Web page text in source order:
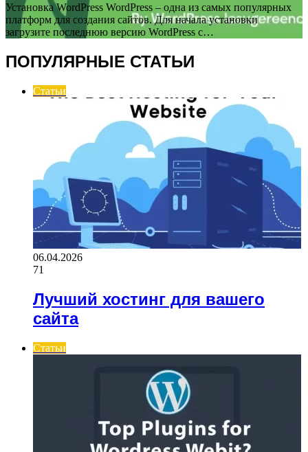
Установка WordPress WordPress – одна из самых популярных
платформ для создания сайтов. Для начала установки
загрузите последнюю версию WordPress с…
ПОПУЛЯРНЫЕ СТАТЬИ
Статьи
06.04.2026
71
Лучший хостинг для вашего
сайта
Статьи